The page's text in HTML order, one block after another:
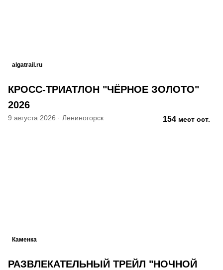
algatrail.ru
КРОСС-ТРИАТЛОН "ЧЁРНОЕ ЗОЛОТО"
2026
9 августа 2026 · Лениногорск 154 мест ост.
Каменка
РАЗВЛЕКАТЕЛЬНЫЙ ТРЕЙЛ "НОЧНОЙ